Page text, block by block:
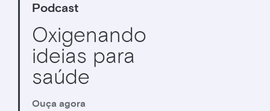
Podcast
Oxigenando
ideias para
saúde
Ouça agora